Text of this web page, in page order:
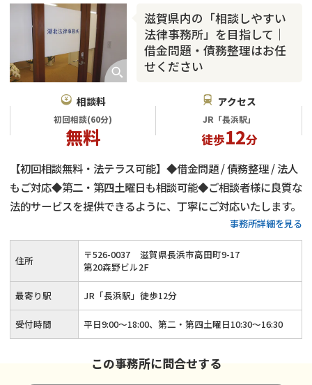
カードローン
滋賀県内の「相談しやすい
法律事務所」を目指して｜
借金問題・債務整理はお任
せください
相談料
初回相談(60分)
無料
アクセス
JR「長浜駅」
徒歩12分
【初回相談無料・法テラス可能】◆借金問題 / 債務整理 / 法人
もご対応◆第二・第四土曜日も相談可能◆ご相談者様に良質な
法的サービスを提供できるように、丁寧にご対応いたします。
事務所詳細を見る
住所 〒526-0037
滋賀県長浜市高田町9-17
第20森野ビル2F
最寄り駅 JR「長浜駅」徒歩12分
受付時間 平日9:00～18:00、第二・第四土曜日10:30～16:30
この事務所に問合せする